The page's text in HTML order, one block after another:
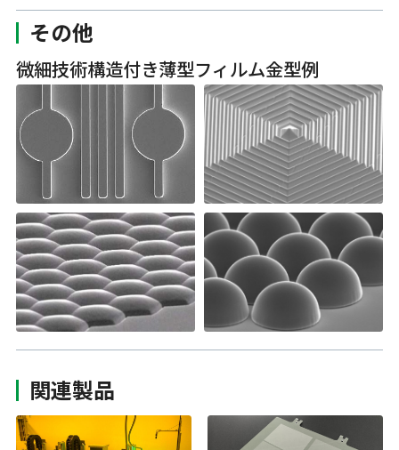
その他
微細技術構造付き薄型フィルム金型例
関連製品